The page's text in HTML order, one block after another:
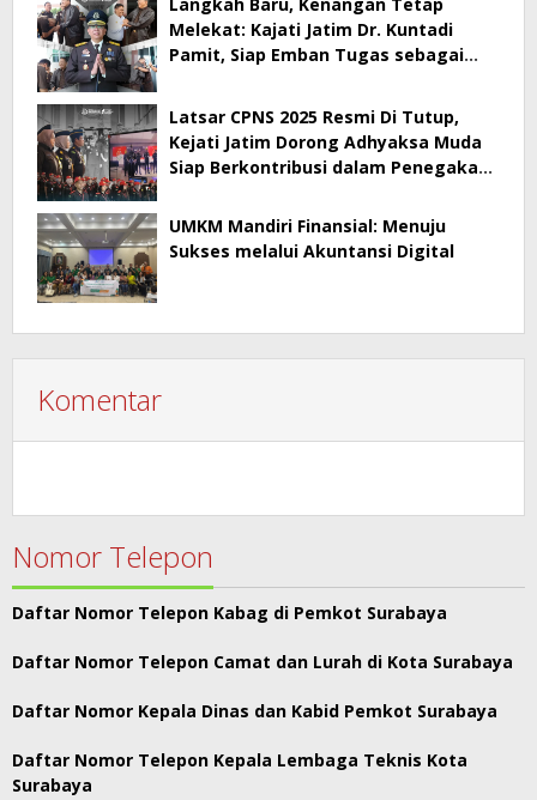
Melekat: Kajati Jatim Dr. Kuntadi
Pamit, Siap Emban Tugas sebagai
Latsar CPNS 2025 Resmi Di Tutup,
Kejati Jatim Dorong Adhyaksa Muda
Siap Berkontribusi dalam Penegakan
UMKM Mandiri Finansial: Menuju
Sukses melalui Akuntansi Digital
Komentar
Nomor Telepon
Daftar Nomor Telepon Kabag di Pemkot Surabaya
Daftar Nomor Telepon Camat dan Lurah di Kota Surabaya
Daftar Nomor Kepala Dinas dan Kabid Pemkot Surabaya
Daftar Nomor Telepon Kepala Lembaga Teknis Kota
Surabaya